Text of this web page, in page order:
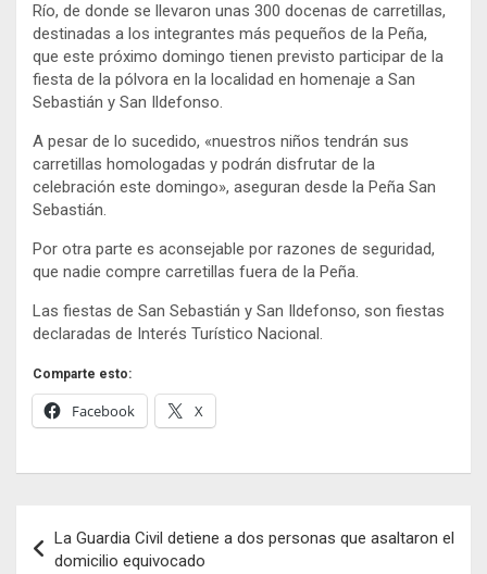
Río, de donde se llevaron unas 300 docenas de carretillas,
destinadas a los integrantes más pequeños de la Peña,
que este próximo domingo tienen previsto participar de la
fiesta de la pólvora en la localidad en homenaje a San
Sebastián y San Ildefonso.
A pesar de lo sucedido, «nuestros niños tendrán sus
carretillas homologadas y podrán disfrutar de la
celebración este domingo», aseguran desde la Peña San
Sebastián.
Por otra parte es aconsejable por razones de seguridad,
que nadie compre carretillas fuera de la Peña.
Las fiestas de San Sebastián y San Ildefonso, son fiestas
declaradas de Interés Turístico Nacional.
Comparte esto:
Facebook X
de
La Guardia Civil detiene a dos personas que asaltaron el
domicilio equivocado